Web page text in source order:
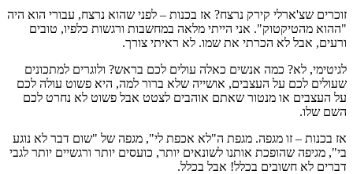
זוכרים שצ'ארלי קירק נרצח? אז בכנות – לפני שהוא נרצח, עבורי הוא היה
"ההוא מהטיקטוק". אני הייתי מלאה במחשבות ורגשות כלפיו, טובים
ורעים, אבל לא הכרתי את שמו. לא ראיתי צורך.
לגיטימי, לא? כמה אנשים כאלה עולים לכם בראש? ולוגרים למתכונים
שעולים לכם על העצבים, אושייה שלא ברור למה, היא פשוט עולה לכם
על העצבים או מנטור שאתם אוהבים לצטט אבל פשוט לא נחרט לכם
השם שלו.
אז בכנות – זו מגפה. מגפת ה"לא אכפת לי", מגפה של "שום דבר לא נוגע
בי", מגיפה שהופכת אותנו לשונאים יותר, כועסים יותר ורגשיים יותר לגבי
דברים לא חשובים בכלל! אבל בכלל.